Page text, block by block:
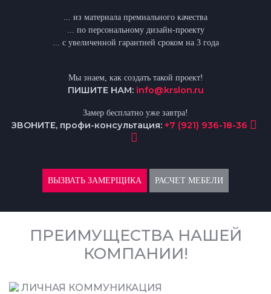
... из материала премиального качества
... по персональному дизайн-проекту
... с увеличенной гарантией сроком на 3 года
Мы знаем, как создать такой проект!
ПИШИТЕ НАМ: info@krslon.ru
Замер бесплатно уже завтра!
ЗВОНИТЕ, профи-консультация: +7 (921) 936-18-36
ВЫЗВАТЬ ЗАМЕРЩИКА РАСЧЕТ МЕБЕЛИ
ПРЕИМУЩЕСТВА НАШЕЙ
КОМПАНИИ!
ЛИЧНАЯ КОММУНИКАЦИЯ